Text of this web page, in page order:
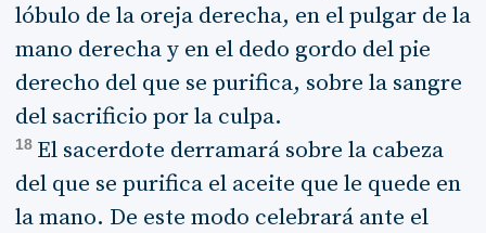
lóbulo de la oreja derecha, en el pulgar de la
mano derecha y en el dedo gordo del pie
derecho del que se purifica, sobre la sangre
del sacrificio por la culpa.
18 El sacerdote derramará sobre la cabeza
del que se purifica el aceite que le quede en
la mano. De este modo celebrará ante el